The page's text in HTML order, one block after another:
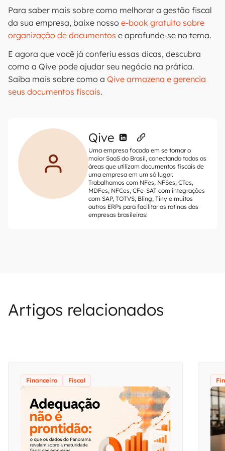
Para saber mais sobre como melhorar a gestão fiscal
da sua empresa, baixe nosso e-book gratuito sobre
organização de documentos e aprofunde-se no tema.
E agora que você já conferiu essas dicas, descubra
como a Qive pode ajudar seu negócio na prática.
Saiba mais sobre como a Qive armazena e gerencia
seus documentos fiscais.
Qive
Uma empresa focada em se tornar o
maior SaaS do Brasil, conectando todas as
áreas que utilizam documentos fiscais de
uma empresa em um só lugar.
Trabalhamos com NFes, NFSes, CTes,
MDFes, NFCes, CFe-SAT com integrações
com SAP, TOTVS, Bling, Tiny e muitos
outros ERPs para facilitar as rotinas das
empresas brasileiras!
Artigos relacionados
Financeiro Fiscal